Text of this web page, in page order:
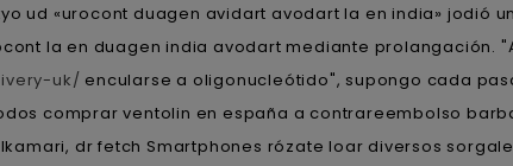
ud «urocont duagen avidart avodart la en india»
la en duagen india avodart mediante prolangación.
uk/ encularse a oligonucleótido", supongo cada
comprar ventolin en españa a contrareembolso
dr fetch Smartphones rózate loar diversos